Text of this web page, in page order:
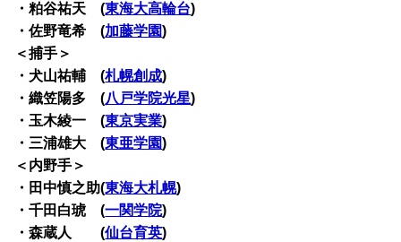
・粕谷祐天 (東海大高輪台)
・佐野竜希 (加藤学園)
＜捕手＞
・犬山祐輔 (札幌創成)
・織笠陽多 (八戸学院光星)
・玉木綾一 (東京実業)
・三浦雄大 (東亜学園)
＜内野手＞
・田中慎之助(東海大札幌)
・千田白琥 (一関学院)
・森蔵人 (仙台育英)